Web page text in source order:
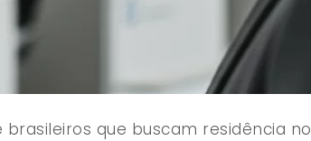
que buscam residência no